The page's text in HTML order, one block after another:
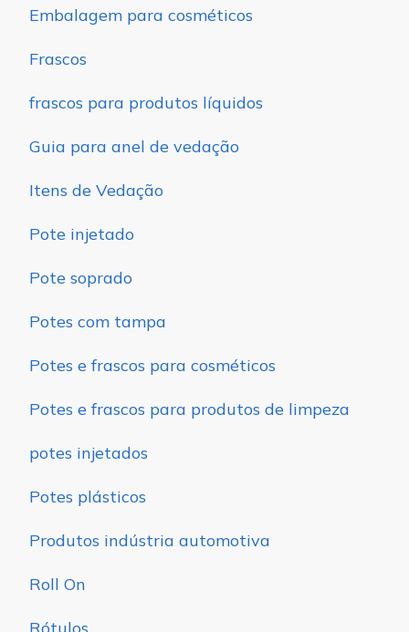
Embalagem para cosméticos
Frascos
frascos para produtos líquidos
Guia para anel de vedação
Itens de Vedação
Pote injetado
Pote soprado
Potes com tampa
Potes e frascos para cosméticos
Potes e frascos para produtos de limpeza
potes injetados
Potes plásticos
Produtos indústria automotiva
Roll On